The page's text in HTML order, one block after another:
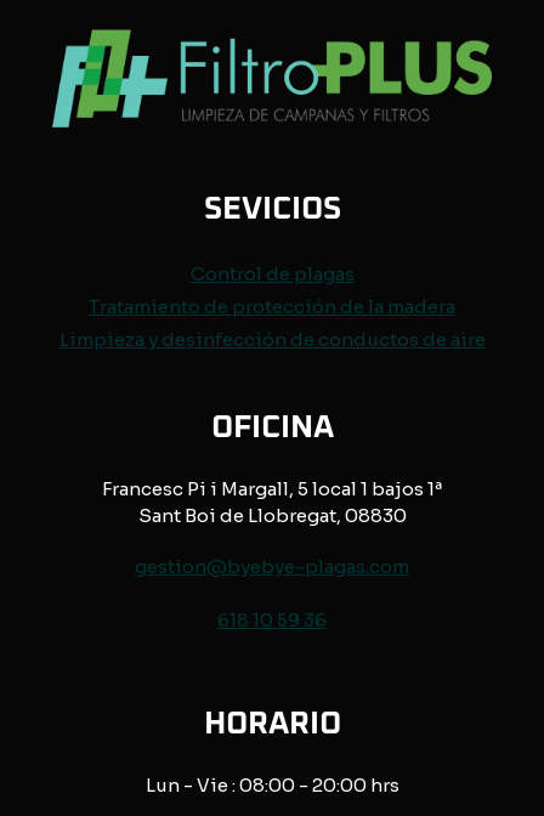
SEVICIOS
Control de plagas
Tratamiento de protección de la madera
Limpieza y desinfección de conductos de aire
OFICINA
Francesc Pi i Margall, 5 local 1 bajos 1ª
Sant Boi de Llobregat, 08830
gestion@byebye-plagas.com
618 10 59 36
HORARIO
Lun - Vie : 08:00 - 20:00 hrs